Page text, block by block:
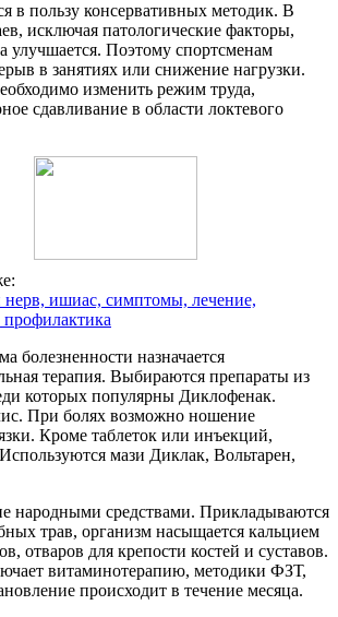
в пользу консервативных методик. В
исключая патологические факторы,
улучшается. Поэтому спортсменам
в занятиях или снижение нагрузки.
изменить режим труда,
сдавливание в области локтевого
ишиас, симптомы, лечение,
профилактика
болезненности назначается
терапия. Выбираются препараты из
которых популярны Диклофенак.
При болях возможно ношение
Кроме таблеток или инъекций,
мази Диклак, Вольтарен,
народными средствами. Прикладываются
трав, организм насыщается кальцием
отваров для крепости костей и суставов.
витаминотерапию, методики ФЗТ,
происходит в течение месяца.